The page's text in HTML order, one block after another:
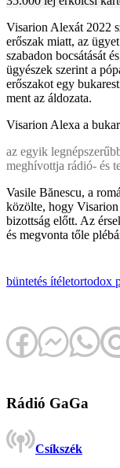
Visarion Alexát 2022
erőszak miatt, az
szabadon bocsátását
ügyészek szerint a
erőszakot egy
ment az áldozata.
Visarion Alexa a
az egyik
meghívottja rádió- és
Vasile Bănescu, a
közölte, hogy Visarion
bizottság előtt. Az
és megvonta tőle
büntetés ítéletortodox
Rádió GaGa
Csíkszék